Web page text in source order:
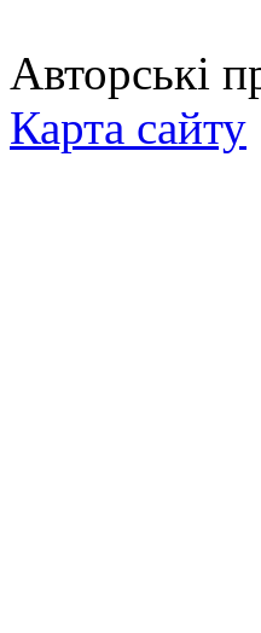
Авторські
Карта сайту